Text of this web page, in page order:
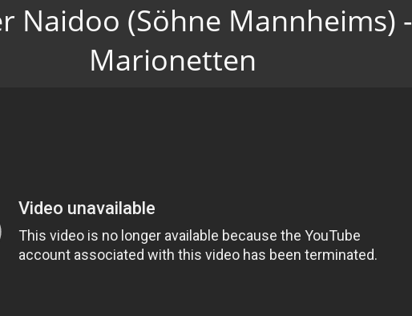
Naidoo (Söhne Mannheims) -
Marionetten